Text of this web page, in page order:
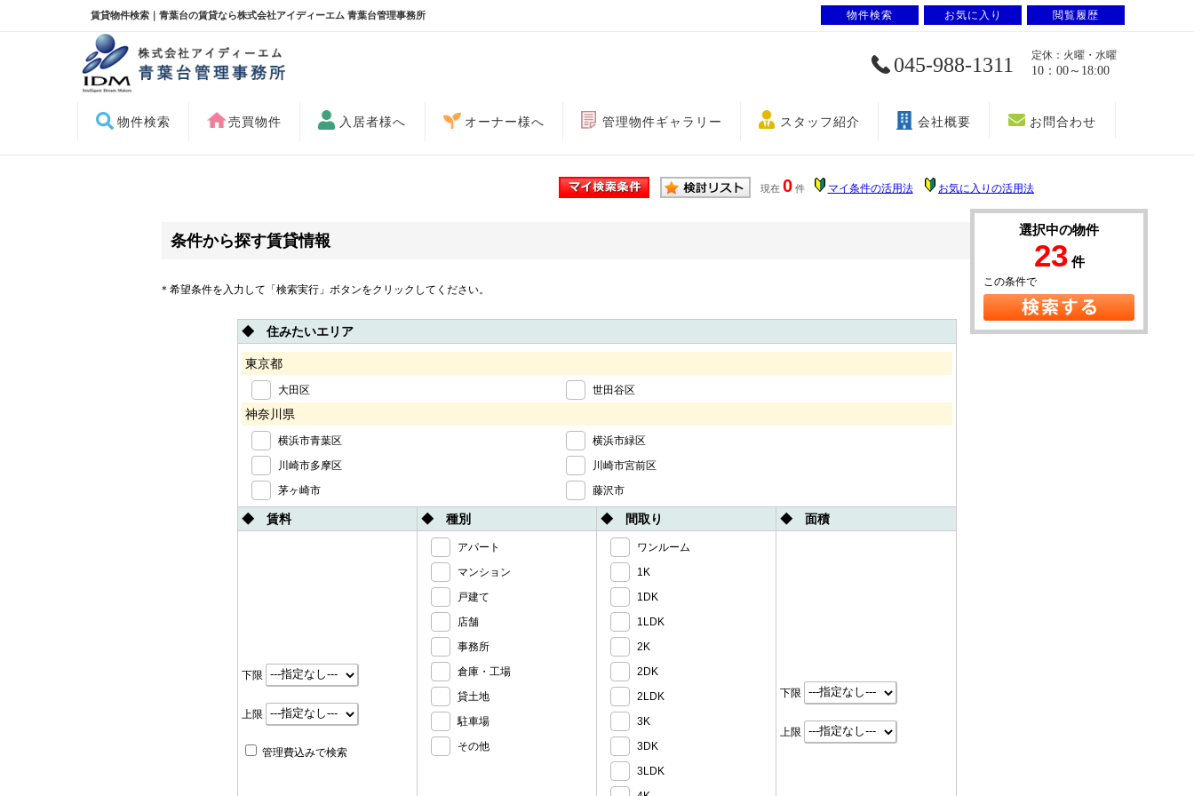
賃貸物件検索｜青葉台の賃貸なら株式会社アイディーエム 青葉台管理事務所
045-988-1311 定休：火曜・水曜
10：00～18:00
物件検索 売買物件 入居者様へ オーナー様へ 管理物件ギャラリー スタッフ紹介 会社概要 お問合わせ
現在 0 件 マイ条件の活用法 お気に入りの活用法
条件から探す賃貸情報
＊希望条件を入力して「検索実行」ボタンをクリックしてください。
◆ 住みたいエリア
東京都
大田区 世田谷区
神奈川県
横浜市青葉区
横浜市緑区
川崎市多摩区
川崎市宮前区
茅ヶ崎市
藤沢市
◆ 賃料 ◆ 種別 ◆ 間取り ◆ 面積
下限
上限
管理費込みで検索
アパート
マンション
戸建て
店舗
事務所
倉庫・工場
貸土地
駐車場
その他
ワンルーム
1K
1DK
1LDK
2K
2DK
2LDK
3K
3DK
3LDK
下限
上限
選択中の物件
23件
この条件で
物件検索 お気に入り 閲覧履歴